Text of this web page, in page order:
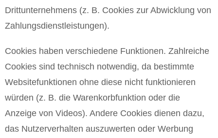
Drittunternehmens (z. B. Cookies zur Abwicklung von
Zahlungsdienstleistungen).
Cookies haben verschiedene Funktionen. Zahlreiche
Cookies sind technisch notwendig, da bestimmte
Websitefunktionen ohne diese nicht funktionieren
würden (z. B. die Warenkorbfunktion oder die
Anzeige von Videos). Andere Cookies dienen dazu,
das Nutzerverhalten auszuwerten oder Werbung